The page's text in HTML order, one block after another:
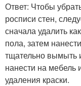
Ответ: Чтобы
росписи стен,
сначала удалить
пола, затем
тщательно вымыть
нанести на мебель
удаления краски.